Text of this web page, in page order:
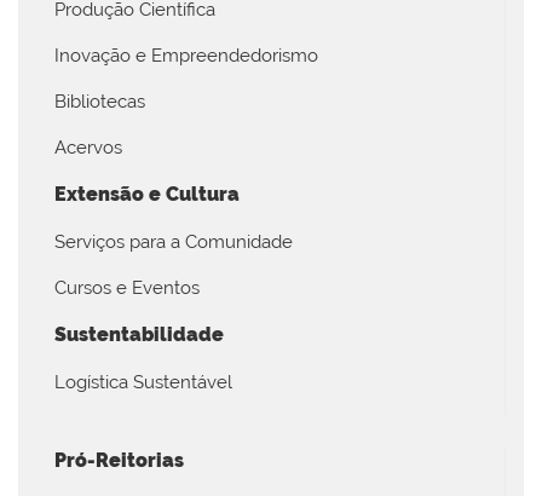
Produção Científica
Inovação e Empreendedorismo
Bibliotecas
Acervos
Extensão e Cultura
Serviços para a Comunidade
Cursos e Eventos
Sustentabilidade
Logística Sustentável
Pró-Reitorias